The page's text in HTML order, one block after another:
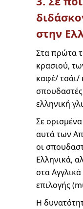
στην
Στα πρώτα
κρασιού,
καφέ/ τσάι/
ελληνική
Σε
αυτά των
οι
Ελληνικά,
στα
επιλογής
Η